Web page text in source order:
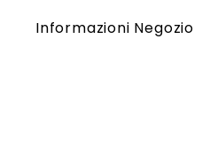
Informazioni Negozio